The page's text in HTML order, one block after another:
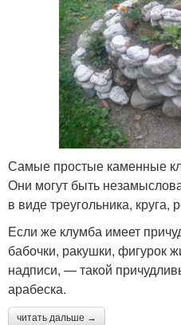
Самые простые каменные
Они могут быть
в виде треугольника, круга,
Если же клумба имеет
бабочки, ракушки, фигурок
надписи, — такой
арабеска.
читать дальше →